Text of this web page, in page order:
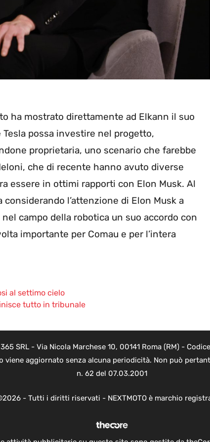
ha mostrato direttamente ad Elkann il suo
Tesla possa investire nel progetto,
proprietaria, uno scenario che farebbe
che di recente hanno avuto diverse
essere in ottimi rapporti con Elon Musk. Al
l’attenzione di Elon Musk a
campo della robotica un suo accordo con
importante per Comau e per l’intera
al settimo cielo
tutto in tribunale
SRL - Via Nicola Marchese 10, 00141 Roma (RM) -
aggiornato senza alcuna periodicità. Non può
n. 62 del 07.03.2001
- Tutti i diritti riservati - NEXTMOTO è marchio